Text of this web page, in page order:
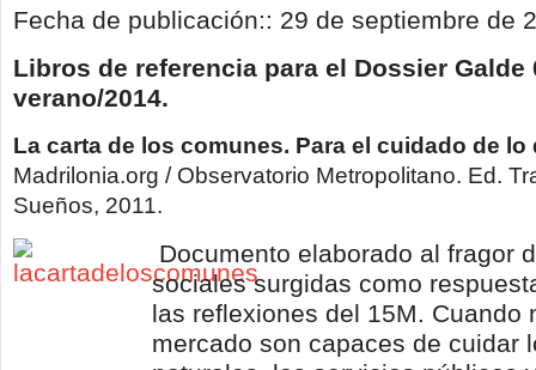
Fecha de publicación:: 29 de septiembre de
Libros de referencia para el Dossier Galde
verano/2014.
La carta de los comunes. Para el cuidado de lo
Madrilonia.org / Observatorio Metropolitano. Ed.
Sueños, 2011.
Documento elaborado al fragor
sociales surgidas como
las reflexiones del 15M. Cuando
mercado son capaces de cuidar